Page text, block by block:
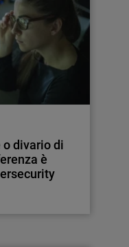
o divario di
è